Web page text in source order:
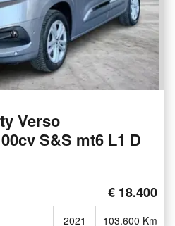
Verso
S&S mt6 L1 D
€ 18.400
2021 103.600 Km